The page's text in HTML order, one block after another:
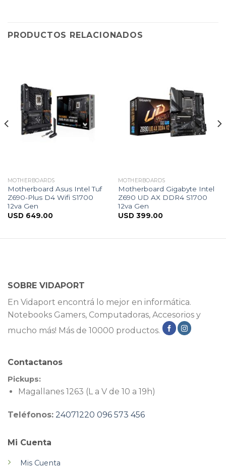
PRODUCTOS RELACIONADOS
MOTHERBOARDS
Motherboard Asus Intel Tuf
Z690-Plus D4 Wifi S1700
12va Gen
USD 649.00
MOTHERBOARDS
Motherboard Gigabyte Intel
Z690 UD AX DDR4 S1700
12va Gen
USD 399.00
SOBRE VIDAPORT
En Vidaport encontrá lo mejor en informática.
Notebooks Gamers, Computadoras, Accesorios y
mucho más! Más de 10000 productos.
Mi Cuenta
Mis Cuenta
Contactanos
Pickups:
Magallanes 1263 (L a V de 10 a 19h)
Teléfonos: 24071220 096 573 456